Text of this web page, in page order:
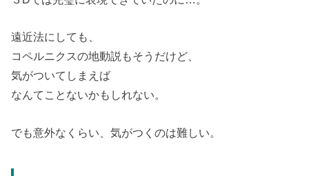
遠近法にしても、
コペルニクスの地動説もそうだけど、
気がついてしまえば
なんてことないかもしれない。
でも意外なくらい、気がつくのは難しい。